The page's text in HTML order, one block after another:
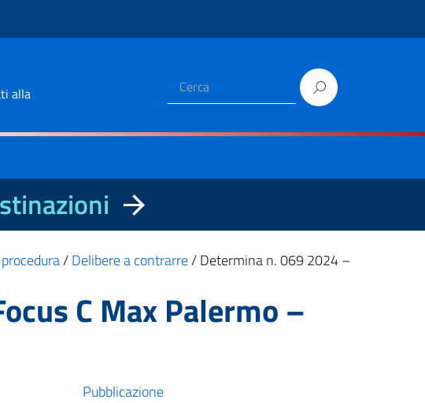
alla
/Delibere a contrarre/Determina n. 069 2024 –
C Max Palermo –
Pubblicazione